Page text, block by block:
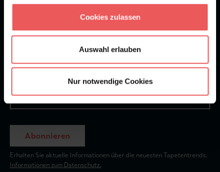
Cookies zulassen
Auswahl erlauben
Nur notwendige Cookies
Bei 1245 Bewertungen
Abonnieren
Erhalten Sie aktuelle Informationen über die neuesten Tapetentrends.
Informationen zum Datenschutz.